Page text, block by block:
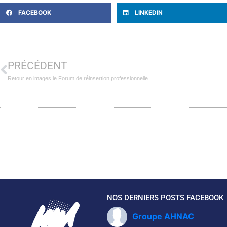
FACEBOOK LINKEDIN
PRÉCÉDENT
Retour en images le Forum de réinsertion professionnelle
NOS DERNIERS POSTS FACEBOOK
Groupe AHNAC